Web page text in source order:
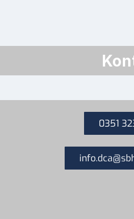
0351